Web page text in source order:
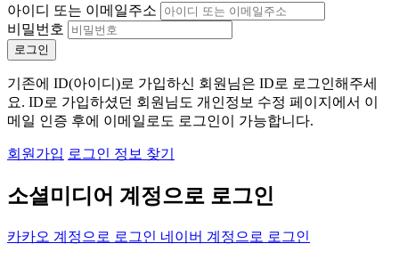
아이디 또는 이메일주소
비밀번호
로그인
기존에 ID(아이디)로 가입하신 회원님은 ID로 로그인해주세
요. ID로 가입하셨던 회원님도 개인정보 수정 페이지에서 이
메일 인증 후에 이메일로도 로그인이 가능합니다.
회원가입 로그인 정보 찾기
소셜미디어 계정으로 로그인
카카오 계정으로 로그인 네이버 계정으로 로그인